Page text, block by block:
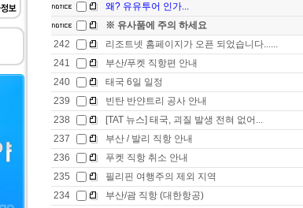
왜? 유유투어 인가...
※ 유사품에 주의 하세요
242
리조트넷 홈페이지가 오픈 되었습니다......
241
부산/푸켓 직항편 안내
240
태국 6일 일정
239
빈탄 반얀트리 공사 안내
238
[TAT 뉴스] 태국, 괴질 발생 전혀 없어...
237
부산 / 발리 직항 안내
236
푸켓 직항 취소 안내
235
필리핀 여행주의 제외 지역
234
부산/괌 직항 (대한항공)